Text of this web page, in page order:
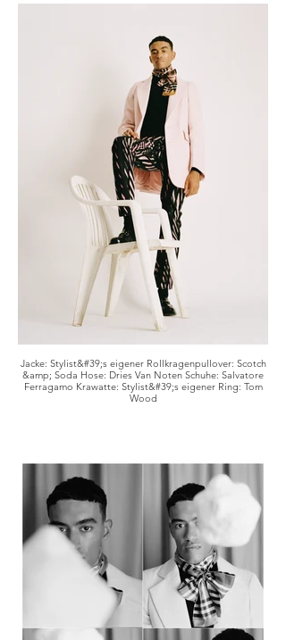
Jacke: Stylist&#39;s eigener Rollkragenpullover: Scotch
&amp; Soda Hose: Dries Van Noten Schuhe: Salvatore
Ferragamo Krawatte: Stylist&#39;s eigener Ring: Tom
Wood